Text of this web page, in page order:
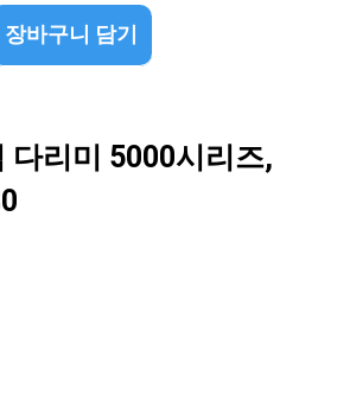
장바구니 담기
다리미 5000시리즈,